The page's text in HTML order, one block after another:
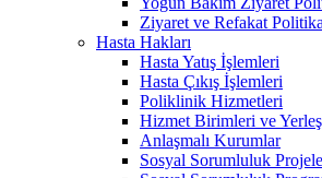
Ziyaret ve Refakat
Hasta Hakları
Hasta Yatış İşlemleri
Hasta Çıkış İşlemleri
Poliklinik Hizmetleri
Hizmet Birimleri ve
Anlaşmalı Kurumlar
Sosyal Sorumluluk